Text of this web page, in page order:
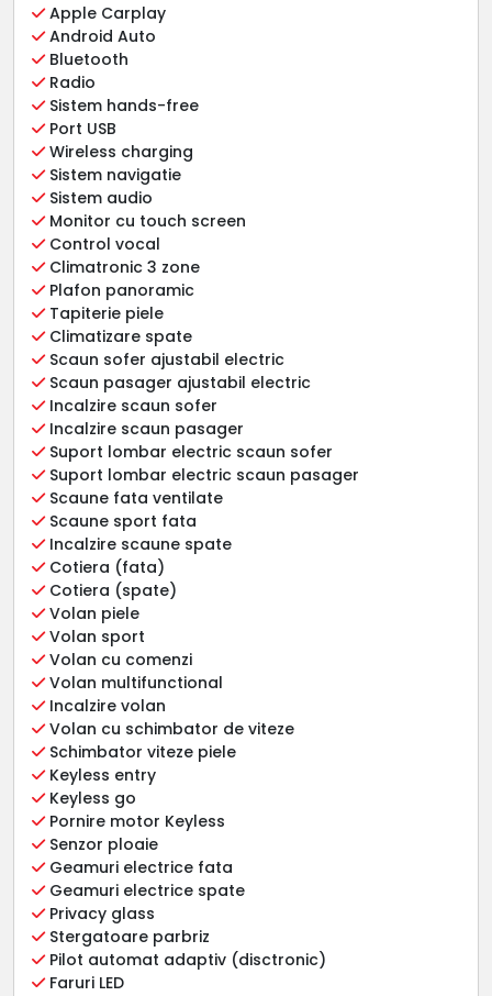
Apple Carplay
Android Auto
Bluetooth
Radio
Sistem hands-free
Port USB
Wireless charging
Sistem navigatie
Sistem audio
Monitor cu touch screen
Control vocal
Climatronic 3 zone
Plafon panoramic
Tapiterie piele
Climatizare spate
Scaun sofer ajustabil electric
Scaun pasager ajustabil electric
Incalzire scaun sofer
Incalzire scaun pasager
Suport lombar electric scaun sofer
Suport lombar electric scaun pasager
Scaune fata ventilate
Scaune sport fata
Incalzire scaune spate
Cotiera (fata)
Cotiera (spate)
Volan piele
Volan sport
Volan cu comenzi
Volan multifunctional
Incalzire volan
Volan cu schimbator de viteze
Schimbator viteze piele
Keyless entry
Keyless go
Pornire motor Keyless
Senzor ploaie
Geamuri electrice fata
Geamuri electrice spate
Privacy glass
Stergatoare parbriz
Pilot automat adaptiv (disctronic)
Faruri LED